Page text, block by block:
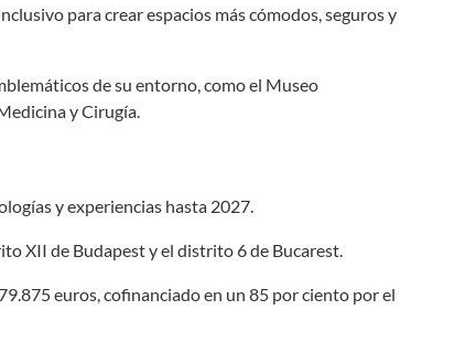
para crear espacios más cómodos, seguros y
de su entorno, como el Museo
y Cirugía.
y experiencias hasta 2027.
XII de Budapest y el distrito 6 de Bucarest.
euros, cofinanciado en un 85 por ciento por el